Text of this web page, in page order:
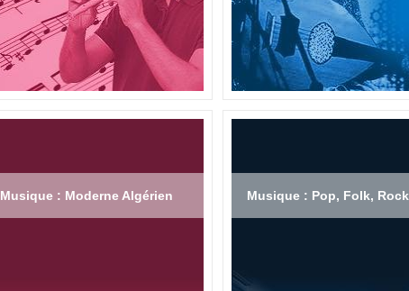
Musique : Moderne Algérien Musique : Pop, Folk, Rock